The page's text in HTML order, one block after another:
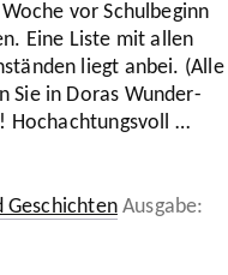
vor Schul­be­ginn
Eine Liste mit allen
liegt anbei. (Alle
Sie in Doras Wunder­
Hoch­ach­tungs­voll …
Geschichten